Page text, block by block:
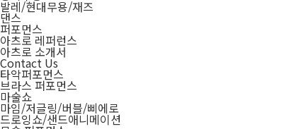
발레/현대무용/재즈
댄스
퍼포먼스
아츠로 레퍼런스
아츠로 소개서
Contact Us
타악퍼포먼스
브라스 퍼포먼스
마술쇼
마임/저글링/버블/삐에로
드로잉쇼/샌드애니메이션